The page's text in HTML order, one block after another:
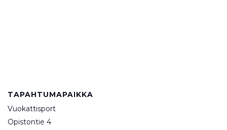
TAPAHTUMAPAIKKA
Vuokattisport
Opistontie 4